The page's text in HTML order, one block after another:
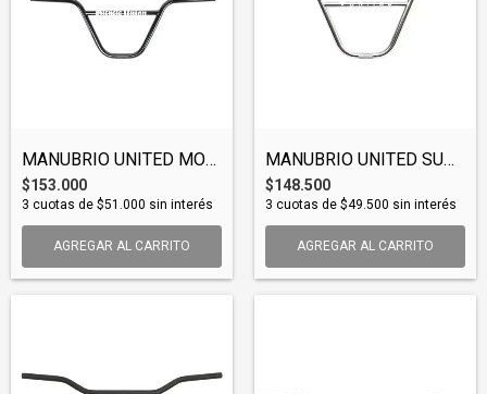
MANUBRIO UNITED MOTORCADE BAR (BARUNI013...
$153.000
3 cuotas de $51.000 sin interés
AGREGAR AL CARRITO
MANUBRIO UNITED SUPREME BAR CHROMED (BAR...
$148.500
3 cuotas de $49.500 sin interés
AGREGAR AL CARRITO